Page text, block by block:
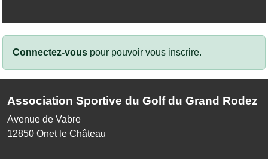
Connectez-vous pour pouvoir vous inscrire.
Association Sportive du Golf du Grand Rodez
Avenue de Vabre
12850 Onet le Château